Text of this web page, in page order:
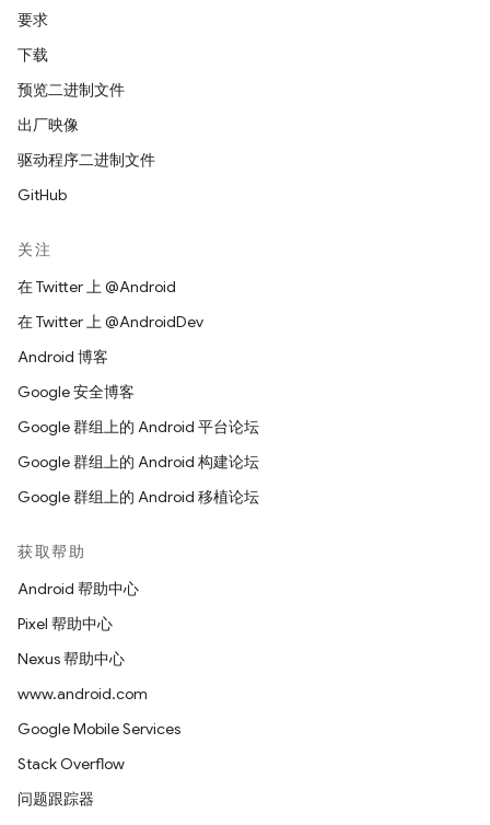
要求
下载
预览二进制文件
出厂映像
驱动程序二进制文件
GitHub
关注
在 Twitter 上 @Android
在 Twitter 上 @AndroidDev
Android 博客
Google 安全博客
Google 群组上的 Android 平台论坛
Google 群组上的 Android 构建论坛
Google 群组上的 Android 移植论坛
获取帮助
Android 帮助中心
Pixel 帮助中心
Nexus 帮助中心
www.android.com
Google Mobile Services
Stack Overflow
问题跟踪器